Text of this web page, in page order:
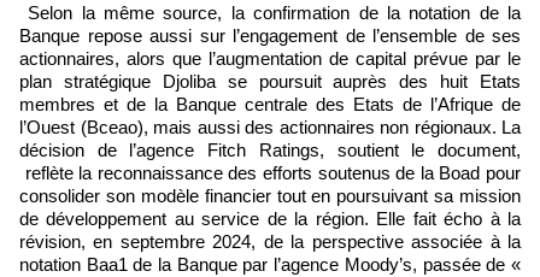
Selon la même source, la confirmation de la notation de la
Banque repose aussi sur l’engagement de l’ensemble de ses
actionnaires, alors que l’augmentation de capital prévue par le
plan stratégique Djoliba se poursuit auprès des huit Etats
membres et de la Banque centrale des Etats de l’Afrique de
l’Ouest (Bceao), mais aussi des actionnaires non régionaux. La
décision de l’agence Fitch Ratings, soutient le document,
reflète la reconnaissance des efforts soutenus de la Boad pour
consolider son modèle financier tout en poursuivant sa mission
de développement au service de la région. Elle fait écho à la
révision, en septembre 2024, de la perspective associée à la
notation Baa1 de la Banque par l’agence Moody’s, passée de «